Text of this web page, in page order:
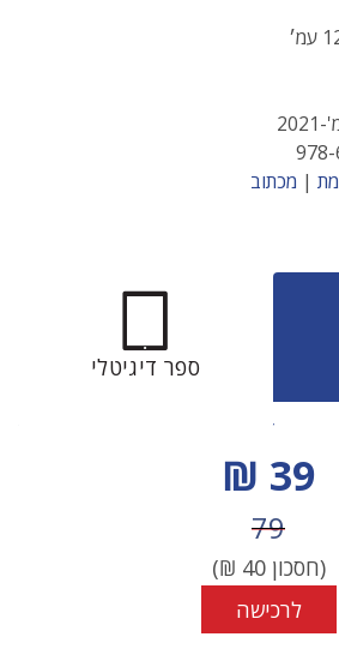
| מכתוב
ספר דיגיטלי
מחיר הנחה
39 ₪
מחיר לפני הנחה
79
(חסכון40
₪)
לרכישה